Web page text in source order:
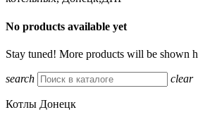
No products available yet
Stay tuned! More products will be shown
search clear
Котлы Донецк